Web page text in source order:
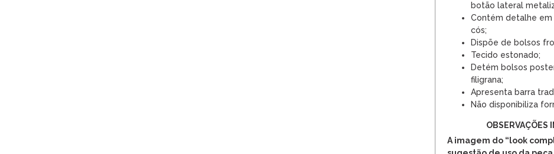
botão lateral
Contém detalhe
cós;
Dispõe de bolsos
Tecido estonado;
Detém bolsos
filigrana;
Apresenta barra
Não disponibiliza
OBSERVAÇÕES
A imagem do “look